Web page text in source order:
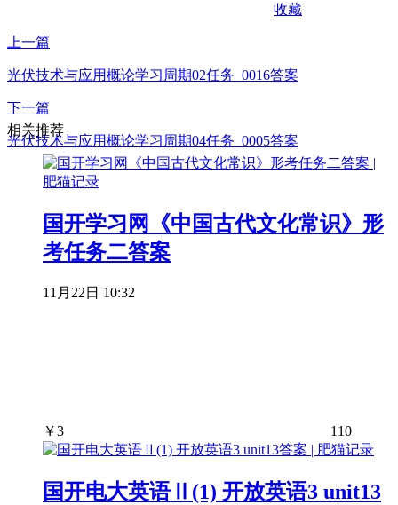
收藏
上一篇
光伏技术与应用概论学习周期02任务_0016答案
下一篇
光伏技术与应用概论学习周期04任务_0005答案
相关推荐
国开学习网《中国古代文化常识》形
考任务二答案
11月22日 10:32
￥3 110
国开电大英语Ⅱ(1) 开放英语3 unit13